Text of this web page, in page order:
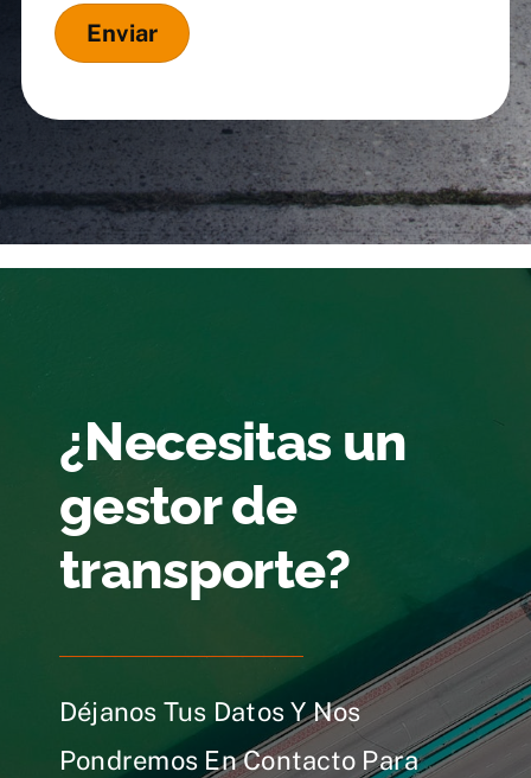
¿Necesitas un
gestor de
transporte?
Déjanos Tus Datos Y Nos
Pondremos En Contacto Para